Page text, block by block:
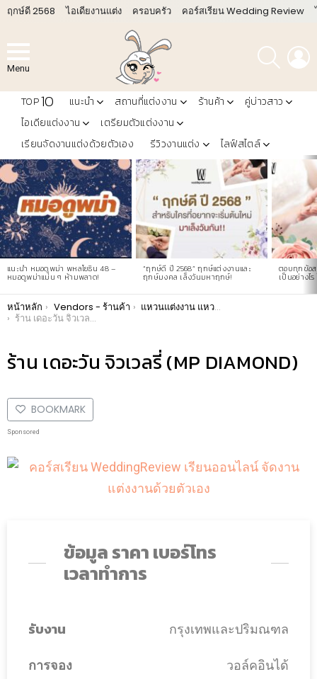
ฤกษ์ดี 2568 ไอเดียงานแต่ง ครอบครัว คอร์สเรียน Wedding Review
Menu
ค้นหา
TOP10 แนะนำ สถานที่แต่งงาน ร้านค้า
คู่บ่าวสาว
ไอเดียแต่งงาน
เตรียมตัวแต่งงาน
เรียนจัดงานแต่งด้วยตัวเอง
รีวิวงานแต่ง ไลฟ์สไตล์
LATEST
STORIES
แนะนำ หมอดูพม่า พหลโยธิน 48 –
หมอดูพม่าแม่น ๆ ห้ามพลาด!
“ฤกษ์ดี ปี 2568” ฤกษ์แต่งงานและ
ฤกษ์มงคล เล็งวันมหาฤกษ์!
ตอบทุกข้อส
เป็นอย่างไร
You are here:
หน้าหลัก Vendors - ร้านค้า
แหวนแต่งงาน แหวนหมั้น
ร้าน เดอะวัน จิวเวลรี่ (MP DIAMOND)
ร้าน เดอะวัน จิวเวลรี่ (MP DIAMOND)
BOOKMARK
Sponsored
ข้อมูล ราคา เบอร์โทร
เวลาทำการ
รับงาน กรุงเทพและปริมณฑล
การจอง วอล์คอินได้